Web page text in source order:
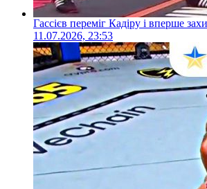
Гассієв переміг Кадіру і вперше
11.07.2026, 23:53